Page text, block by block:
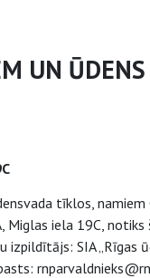
UN
tīklos,
Miglas iela 19C, notiks
SIA „Rīgas